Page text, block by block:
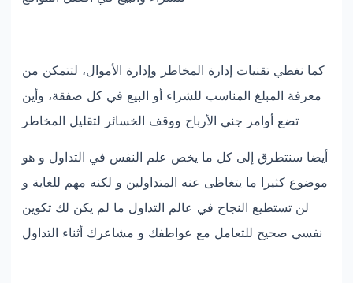
كما نغطي تقنيات إدارة المخاطر وإدارة الأموال، لتتمكن من
معرفة المبلغ المناسب للشراء أو البيع في كل صفقة، وأين
تضع أوامر جني الأرباح ووقف الخسائر لتقليل المخاطر
أيضا سنتطرق إلى كل ما يخص علم النفس في التداول و هو
موضوع كثيرا ما يتغاظى عنه المتداولين و لكنه مهم للغاية و
لن تستطيع النجاح في عالم التداول ما لم يكن لك تكوين
نفسي صحيح للتعامل مع عواطفك و مشاعرك أثناء التداول